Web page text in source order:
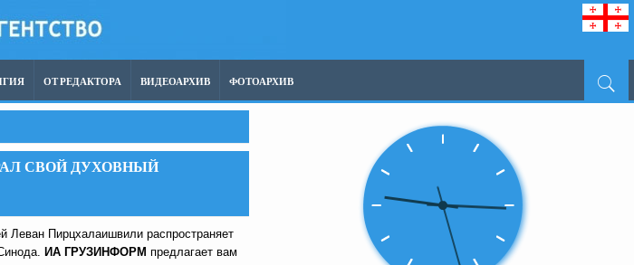
ОТ РЕДАКТОРА ВИДЕОАРХИВ ФОТОАРХИВ
СВОЙ ДУХОВНЫЙ
Леван Пирцхалаишвили распространяет
ИА ГРУЗИНФОРМ предлагает вам